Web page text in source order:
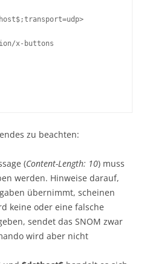
x-buttons
zu beachten:
(Content-Length: 10) muss
werden. Hinweise darauf,
übernimmt, scheinen
keine oder eine falsche
sendet das SNOM zwar
wird aber nicht